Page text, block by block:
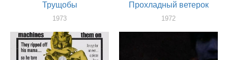
Трущобы
1973
Прохладный ветерок
1972